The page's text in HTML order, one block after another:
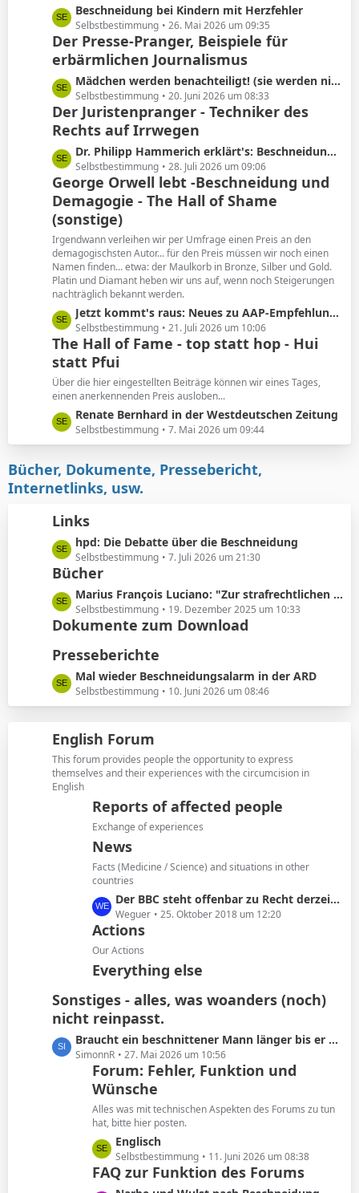
e
L
e
t
z
e
B
e
i
t
r
ä
g
e
Beschneidung bei Kindern mit Herzfehler
Selbstbestimmung 26. Mai 2026 um 09:35
Der Presse-Pranger, Beispiele für
erbärmlichen Journalismus
L
e
t
z
e
B
e
i
t
r
ä
g
e
Mädchen werden benachteiligt! (sie werden nicht beschnitten)
Selbstbestimmung 20. Juni 2026 um 08:33
Der Juristenpranger - Techniker des
Rechts auf Irrwegen
L
e
t
z
t
e
B
e
i
t
r
ä
g
e
Dr. Philipp Hammerich erklärt's: Beschneidung hat keine Spätfolgen!
Selbstbestimmung 28. Juli 2026 um 09:06
George Orwell lebt -Beschneidung und
Demagogie - The Hall of Shame
(sonstige)
Irgendwann verleihen wir per Umfrage einen Preis an den
demagogischsten Autor... für den Preis müssen wir noch einen
Namen finden... etwa: der Maulkorb in Bronze, Silber und Gold.
Platin und Diamant heben wir uns auf, wenn noch Steigerungen
nachträglich bekannt werden.
L
e
t
z
t
e
B
e
i
r
ä
e
Jetzt kommt's raus: Neues zu AAP-Empfehlung von 2012!
Selbstbestimmung 21. Juli 2026 um 10:06
The Hall of Fame - top statt hop - Hui
statt Pfui
Über die hier eingestellten Beiträge können wir eines Tages,
einen anerkennenden Preis ausloben...
L
e
t
t
e
e
i
t
r
ä
g
e
Renate Bernhard in der Westdeutschen Zeitung
Selbstbestimmung 7. Mai 2026 um 09:44
Bücher, Dokumente, Pressebericht,
Internetlinks, usw.
Links
L
e
t
z
t
e
e
t
r
g
hpd: Die Debatte über die Beschneidung
Selbstbestimmung 7. Juli 2026 um 21:30
Bücher
L
e
t
t
e
B
e
t
r
ä
g
Marius François Luciano: "Zur strafrechtlichen Einordnung medizinisch nicht indizierter Eingriffe in die Körpersubstanz von Kindern"
Selbstbestimmung 19. Dezember 2025 um 10:33
Dokumente zum Download
Presseberichte
L
e
t
t
e
B
e
Mal wieder Beschneidungsalarm in der ARD
Selbstbestimmung 10. Juni 2026 um 08:46
English Forum
This forum provides people the opportunity to express
themselves and their experiences with the circumcision in
English
Reports of affected people
Exchange of experiences
News
Facts (Medicine / Science) and situations in other
countries
L
e
t
z
t
e
B
e
i
t
r
ä
g
e
Der BBC steht offenbar zu Recht derzeit in der Kritik
Weguer 25. Oktober 2018 um 12:20
Actions
Our Actions
Everything else
Sonstiges - alles, was woanders (noch)
nicht reinpasst.
L
e
Braucht ein beschnittener Mann länger bis er kommt oder ist das Schwachsinn?
SimonnR 27. Mai 2026 um 10:56
Forum: Fehler, Funktion und
Wünsche
Alles was mit technischen Aspekten des Forums zu tun
hat, bitte hier posten.
L
e
t
z
Englisch
Selbstbestimmung 11. Juni 2026 um 08:38
FAQ zur Funktion des Forums